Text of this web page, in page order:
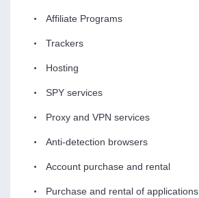
Affiliate Programs
Trackers
Hosting
SPY services
Proxy and VPN services
Anti-detection browsers
Account purchase and rental
Purchase and rental of applications